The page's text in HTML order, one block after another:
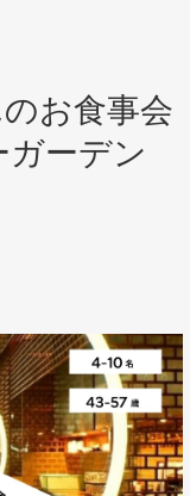
お食事会
ガーデン